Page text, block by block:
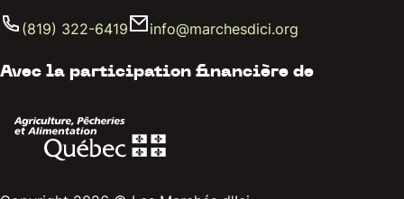
(819) 322-6419 info@marchesdici.org
Avec la participation financière de